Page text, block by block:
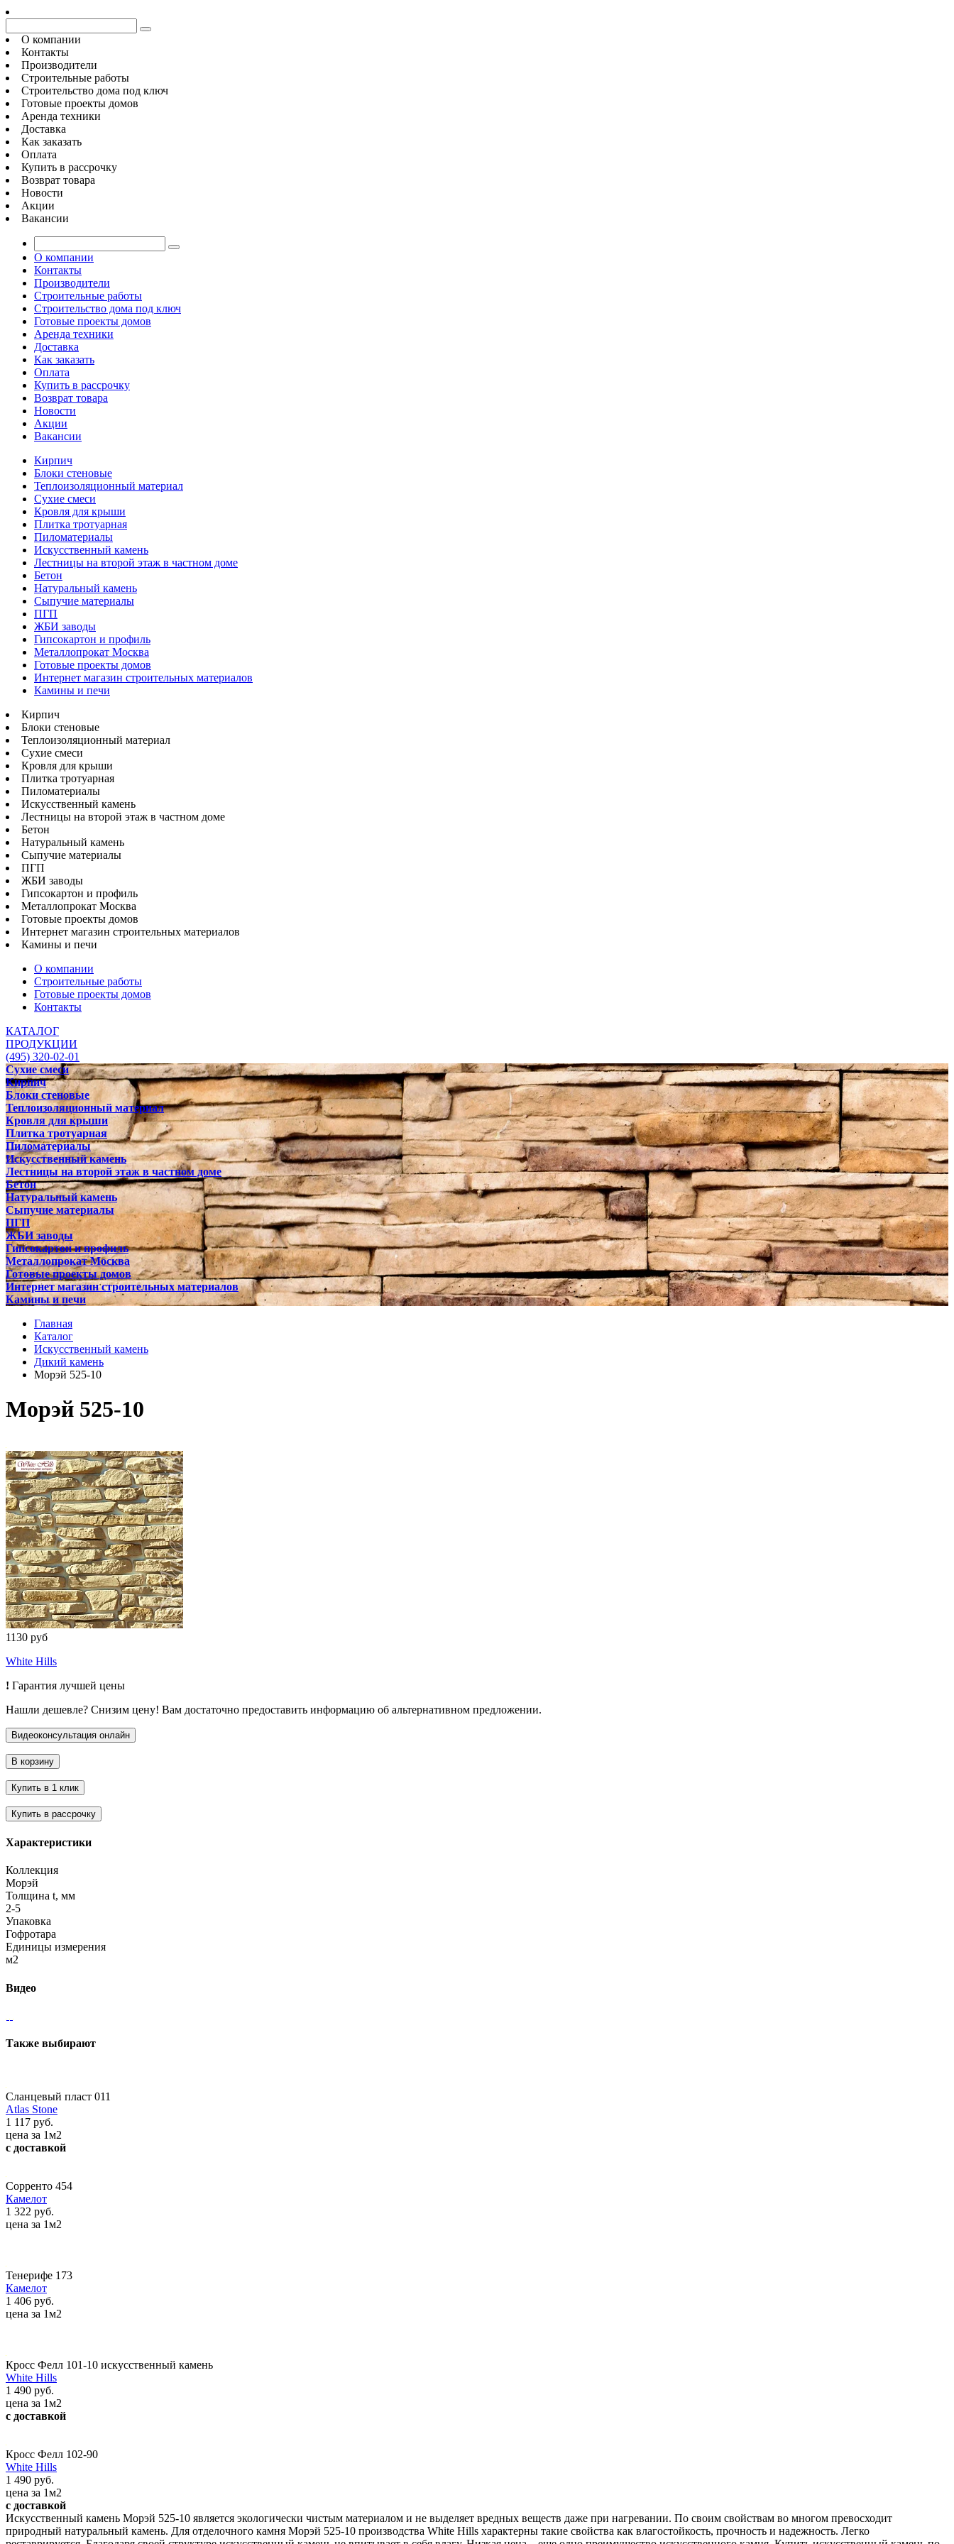
О компании
Контакты
Производители
Строительные работы
Строительство дома под ключ
Готовые проекты домов
Аренда техники
Доставка
Как заказать
Оплата
Купить в рассрочку
Возврат товара
Новости
Акции
Вакансии
О компании
Контакты
Производители
Строительные работы
Строительство дома под ключ
Готовые проекты домов
Аренда техники
Доставка
Как заказать
Оплата
Купить в рассрочку
Возврат товара
Новости
Акции
Вакансии
Кирпич
Блоки стеновые
Теплоизоляционный материал
Сухие смеси
Кровля для крыши
Плитка тротуарная
Пиломатериалы
Искусственный камень
Лестницы на второй этаж в частном доме
Бетон
Натуральный камень
Сыпучие материалы
ПГП
ЖБИ заводы
Гипсокартон и профиль
Металлопрокат Москва
Готовые проекты домов
Интернет магазин строительных материалов
Камины и печи
Кирпич
Блоки стеновые
Теплоизоляционный материал
Сухие смеси
Кровля для крыши
Плитка тротуарная
Пиломатериалы
Искусственный камень
Лестницы на второй этаж в частном доме
Бетон
Натуральный камень
Сыпучие материалы
ПГП
ЖБИ заводы
Гипсокартон и профиль
Металлопрокат Москва
Готовые проекты домов
Интернет магазин строительных материалов
Камины и печи
О компании
Строительные работы
Готовые проекты домов
Контакты
КАТАЛОГ
ПРОДУКЦИИ
(495) 320-02-01
Сухие смеси
Кирпич
Блоки стеновые
Теплоизоляционный материал
Кровля для крыши
Плитка тротуарная
Пиломатериалы
Искусственный камень
Лестницы на второй этаж в частном доме
Бетон
Натуральный камень
Сыпучие материалы
ПГП
ЖБИ заводы
Гипсокартон и профиль
Металлопрокат Москва
Готовые проекты домов
Интернет магазин строительных материалов
Камины и печи
Главная
Каталог
Искусственный камень
Дикий камень
Морэй 525-10
Морэй 525-10
1130 руб
White Hills
! Гарантия лучшей цены
Нашли дешевле? Снизим цену! Вам достаточно предоставить информацию об альтернативном предложении.
Характеристики
Коллекция
Морэй
Толщина t, мм
2-5
Упаковка
Гофротара
Единицы измерения
м2
Видео
Также выбирают
Сланцевый пласт 011
Atlas Stone
1 117 руб.
цена за 1м2
с доставкой
Сорренто 454
Камелот
1 322 руб.
цена за 1м2
Тенерифе 173
Камелот
1 406 руб.
цена за 1м2
Кросс Фелл 101-10 искусственный камень
White Hills
1 490 руб.
цена за 1м2
с доставкой
Кросс Фелл 102-90
White Hills
1 490 руб.
цена за 1м2
с доставкой
Искусственный камень Морэй 525-10 является экологически чистым материалом и не выделяет вредных веществ даже при нагревании. По своим свойствам во многом превосходит
природный натуральный камень. Для отделочного камня Морэй 525-10 производства White Hills характерны такие свойства как влагостойкость, прочность и надежность. Легко